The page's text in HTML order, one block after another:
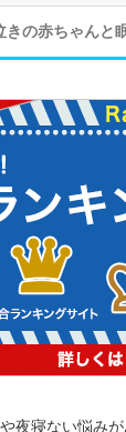
きの赤ちゃんと
夜寝ない悩み